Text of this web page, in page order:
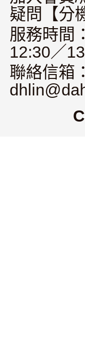
疑問【分
服務時間
12:30／
聯絡信箱：